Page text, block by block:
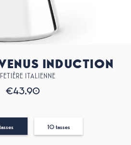
INDUCTION
ITALIENNE
€43,90
10 tasses